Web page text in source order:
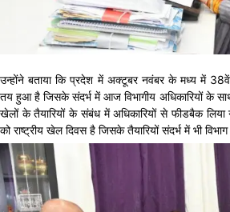
उन्होंने बताया कि प्रदेश में अक्टूबर नवंबर के मध्य में 38वें
तय हुआ है जिसके संदर्भ में आज विभागीय अधिकारियों के साथ
खेलों के तैयारियों के संबंध में अधिकारियों से फीडबैक
को राष्ट्रीय खेल दिवस है जिसके तैयारियों संदर्भ में भी